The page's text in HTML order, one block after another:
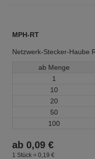
MPH-RT
Netzwerk-Stecker-Haube
ab Menge
1
10
20
50
100
ab 0,09 €
1 Stück = 0, 19 €